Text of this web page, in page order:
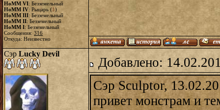
HoMM VI: Безземельный
HoMM IV: Рыцарь (1)
HoMM III: Безземельный
HoMM II: Безземельный
HoMM I: Безземельный
Сообщения: 316
Откуда: Неизвестно
Сэр Lucky Devil
Добавлено:
Сэр Sculptor,
привет монстрам и